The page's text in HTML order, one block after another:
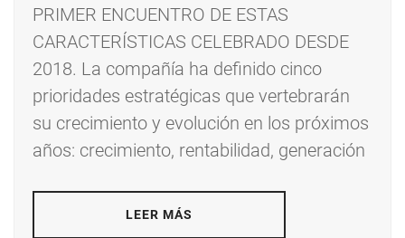
PRIMER ENCUENTRO DE ESTAS
CARACTERÍSTICAS CELEBRADO DESDE
2018. La compañía ha definido cinco
prioridades estratégicas que vertebrarán
su crecimiento y evolución en los próximos
años: crecimiento, rentabilidad, generación
LEER MÁS